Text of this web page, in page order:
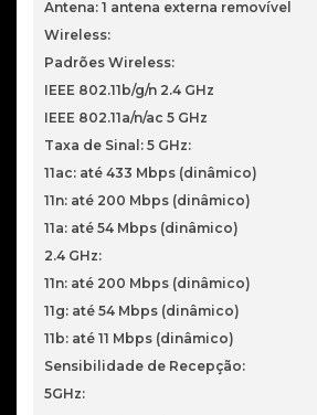
Antena: 1 antena externa removível
Wireless:
Padrões Wireless:
IEEE 802.11b/g/n 2.4 GHz
IEEE 802.11a/n/ac 5 GHz
Taxa de Sinal: 5 GHz:
11ac: até 433 Mbps (dinâmico)
11n: até 200 Mbps (dinâmico)
11a: até 54 Mbps (dinâmico)
2.4 GHz:
11n: até 200 Mbps (dinâmico)
11g: até 54 Mbps (dinâmico)
11b: até 11 Mbps (dinâmico)
Sensibilidade de Recepção:
5GHz: